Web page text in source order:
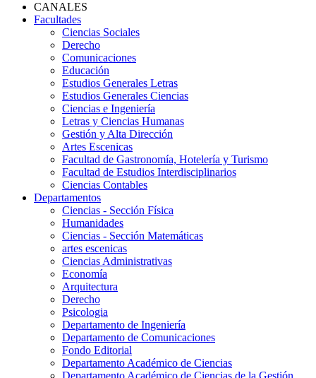
CANALES
Facultades
Ciencias Sociales
Derecho
Comunicaciones
Educación
Estudios Generales Letras
Estudios Generales Ciencias
Ciencias e Ingeniería
Letras y Ciencias Humanas
Gestión y Alta Dirección
Artes Escenicas
Facultad de Gastronomía, Hotelería y Turismo
Facultad de Estudios Interdisciplinarios
Ciencias Contables
Departamentos
Ciencias - Sección Física
Humanidades
Ciencias - Sección Matemáticas
artes escenicas
Ciencias Administrativas
Economía
Arquitectura
Derecho
Psicologia
Departamento de Ingeniería
Departamento de Comunicaciones
Fondo Editorial
Departamento Académico de Ciencias
Departamento Académico de Ciencias de la Gestión